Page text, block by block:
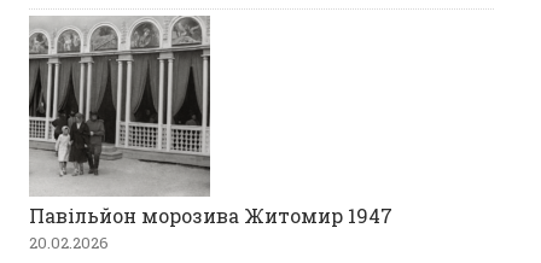
Павільйон морозива Житомир 1947
20.02.2026